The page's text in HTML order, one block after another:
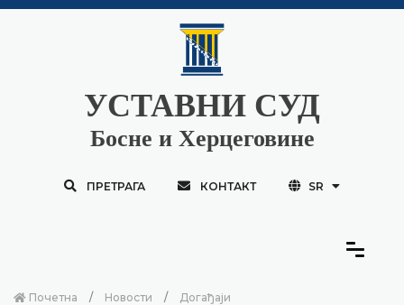
УСТАВНИ СУД
Босне и Херцеговине
ПРЕТРАГА КОНТАКТ SR
Почетна Новости Догађаји